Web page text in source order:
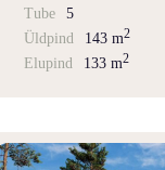
Tube
5
Üldpind
143 m2
Elupind 133 m2